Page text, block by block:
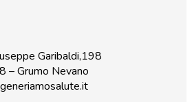
Garibaldi,198
– Grumo Nevano